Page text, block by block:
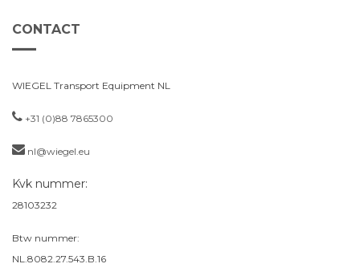
CONTACT
WIEGEL Transport Equipment NL
+31 (0)88 7865300
nl@wiegel.eu
Kvk nummer:
28103232
Btw nummer:
NL.8082.27.543.B.16